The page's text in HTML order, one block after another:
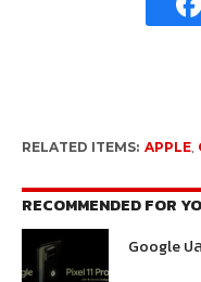
RELATED ITEMS: APPLE,
RECOMMENDED FOR
Google ป